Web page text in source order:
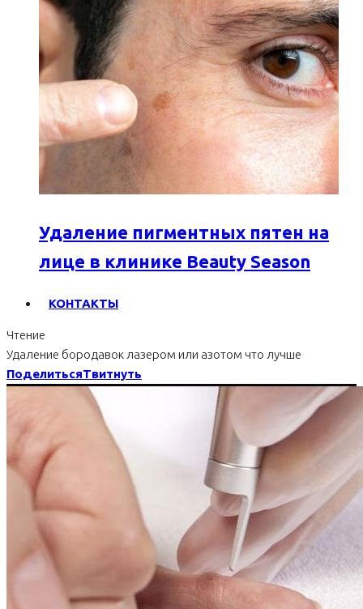
Удаление пигментных пятен на
лице в клинике Beauty Season
КОНТАКТЫ
Чтение
Удаление бородавок лазером или азотом что лучше
ПоделитьсяТвитнуть